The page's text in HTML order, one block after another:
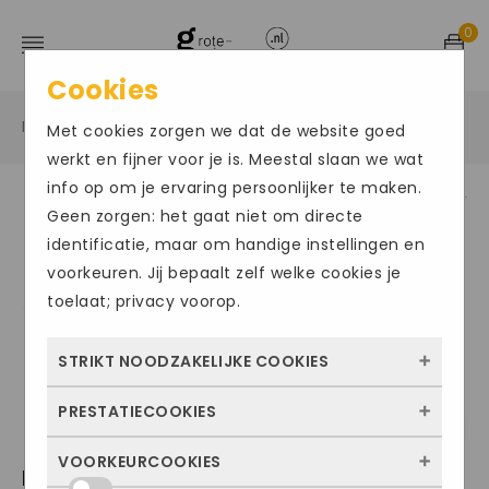
0
Home / Grote maten damesschoenen / Sandalen
HARTJES JAZZ
Cookies
Met cookies zorgen we dat de website goed
werkt en fijner voor je is. Meestal slaan we wat
info op om je ervaring persoonlijker te maken.
Geen zorgen: het gaat niet om directe
identificatie, maar om handige instellingen en
voorkeuren. Jij bepaalt zelf welke cookies je
toelaat; privacy voorop.
STRIKT NOODZAKELIJKE COOKIES
Deze cookies zorgen ervoor dat de website
kunnen niet worden uitgezet. Meestal
PRESTATIECOOKIES
Met deze cookies zien we hoe vaak onze
VOORKEURCOOKIES